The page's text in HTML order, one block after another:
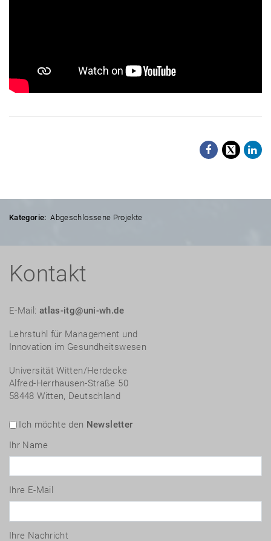
X
Kategorie: Abgeschlossene Projekte
Kontakt
E-Mail: atlas-itg@uni-wh.de
Lehrstuhl für Management und
Innovation im Gesundheitswesen
Universität Witten/Herdecke
Alfred-Herrhausen-Straße 50
58448 Witten, Deutschland
Ich möchte den Newsletter
Ihr Name
Ihre E-Mail
Ihre Nachricht